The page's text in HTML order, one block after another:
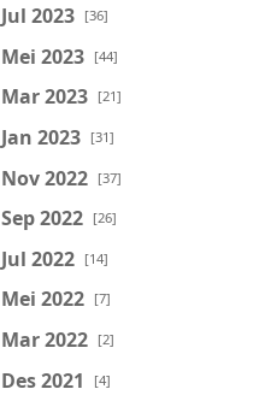
Jul 2023 [36]
Mei 2023 [44]
Mar 2023 [21]
Jan 2023 [31]
Nov 2022 [37]
Sep 2022 [26]
Jul 2022 [14]
Mei 2022 [7]
Mar 2022 [2]
Des 2021 [4]